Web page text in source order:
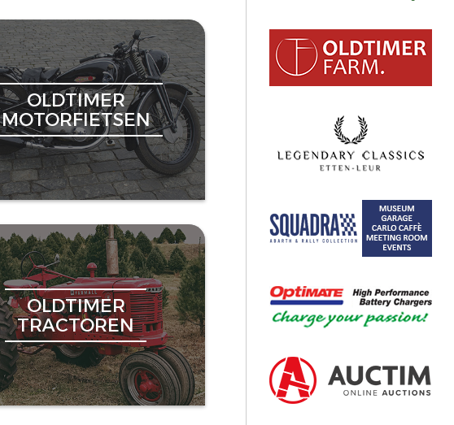
OLDTIMER
MOTORFIETSEN
OLDTIMER
TRACTOREN